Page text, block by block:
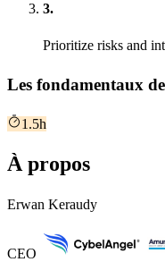
3.
Prioritize risks and
Les fondamentaux
1.5h
À propos
Erwan Keraudy
CEO